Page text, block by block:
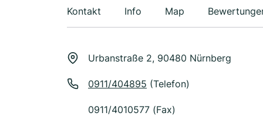
Kontakt Info Map
Urbanstraße 2, 90480 Nürnberg
0911/404895 (Telefon)
0911/4010577 (Fax)